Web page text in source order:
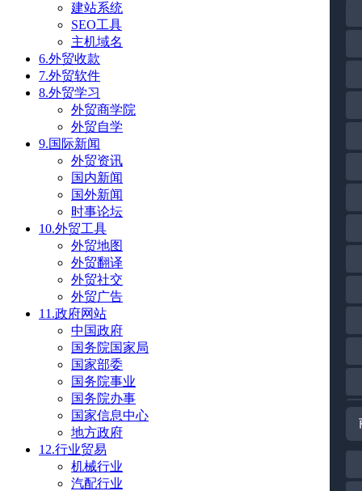
建站系统
SEO工具
主机域名
6.外贸收款
7.外贸软件
8.外贸学习
外贸商学院
外贸自学
9.国际新闻
外贸资讯
国内新闻
国外新闻
时事论坛
10.外贸工具
外贸地图
外贸翻译
外贸社交
外贸广告
11.政府网站
中国政府
国务院国家局
国家部委
国务院事业
国务院办事
国家信息中心
地方政府
12.行业贸易
机械行业
汽配行业